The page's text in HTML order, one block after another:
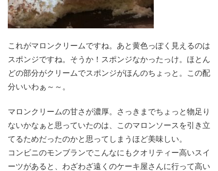
これがマロンクリームですね。あと黄色っぽく見えるのは
スポンジですね。そうか！スポンジなかったっけ。ほとん
どの部分がクリームでスポンジがほんのちょっと。この配
分いいわぁ～～。
マロンクリームの甘さが濃厚。さっきまでちょっと物足り
ないかなぁと思っていたのは、このマロンソースを引き立
てるためだったのかと思ってしまうほど美味しい。
コンビニのモンブランでこんなにもクオリティー高いスイ
ーツがあると、わざわざ遠くのケーキ屋さんに行って高い